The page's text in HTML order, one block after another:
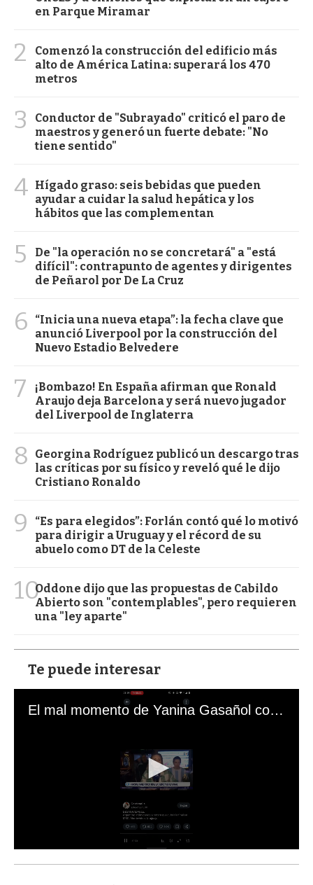
en Parque Miramar
2
Comenzó la construcción del edificio más
alto de América Latina: superará los 470
metros
3
Conductor de "Subrayado" criticó el paro de
maestros y generó un fuerte debate: "No
tiene sentido"
4 Hígado graso: seis bebidas que pueden
ayudar a cuidar la salud hepática y los
hábitos que las complementan
5
De "la operación no se concretará" a "está
difícil": contrapunto de agentes y dirigentes
de Peñarol por De La Cruz
6
“Inicia una nueva etapa”: la fecha clave que
anunció Liverpool por la construcción del
Nuevo Estadio Belvedere
7
¡Bombazo! En España afirman que Ronald
Araujo deja Barcelona y será nuevo jugador
del Liverpool de Inglaterra
8
Georgina Rodríguez publicó un descargo tras
las críticas por su físico y reveló qué le dijo
Cristiano Ronaldo
9
“Es para elegidos”: Forlán contó qué lo motivó
para dirigir a Uruguay y el récord de su
abuelo como DT de la Celeste
10Oddone dijo que las propuestas de Cabildo
Abierto son "contemplables", pero requieren
una "ley aparte"
Te puede interesar
El mal momento de Yanina Gasañol con un hincha argentino en "Subrayado"
s